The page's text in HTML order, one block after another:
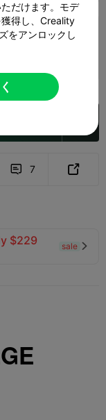
infill
で開く
 7 
$229
sale 
だけます。モデ
得し、Creality
をアンロックし